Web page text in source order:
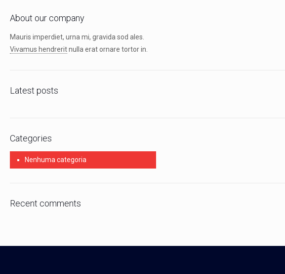
About our company
Mauris imperdiet, urna mi, gravida sod ales.
Vivamus hendreritnulla erat ornare tortor in.
Latest posts
Categories
Nenhuma categoria
Recent comments